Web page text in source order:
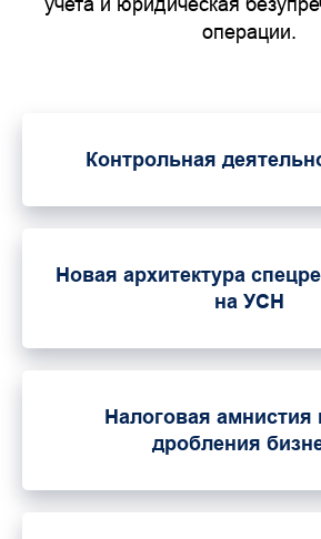
операции.
Контрольная
Новая архитектура
на УСН
Налоговая амнистия
дробления